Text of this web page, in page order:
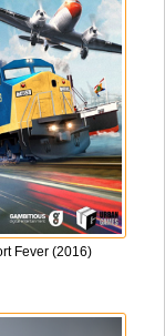
Fever (2016)